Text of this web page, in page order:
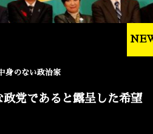
身のない政治家
政党であると露呈した希望